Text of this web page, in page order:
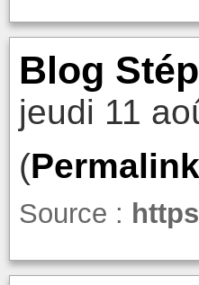
Blog
jeudi 11
(Permalink
Source :